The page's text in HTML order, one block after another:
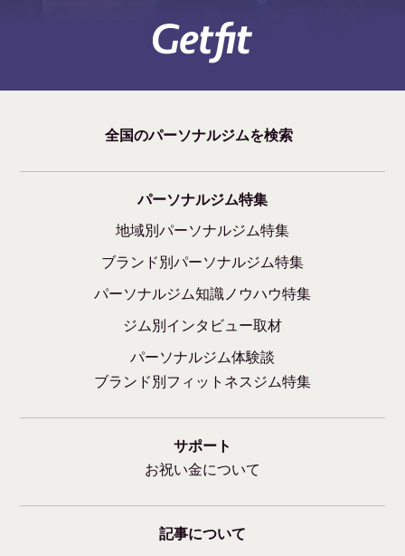
全国のパーソナルジムを検索
パーソナルジム特集
地域別パーソナルジム特集
ブランド別パーソナルジム特集
パーソナルジム知識ノウハウ特集
ジム別インタビュー取材
パーソナルジム体験談
ブランド別フィットネスジム特集
サポート
お祝い金について
記事について